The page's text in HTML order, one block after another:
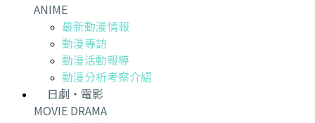
ANIME
最新動漫情報
動漫專訪
動漫活動報導
動漫分析考察介紹
日劇・電影
MOVIE DRAMA